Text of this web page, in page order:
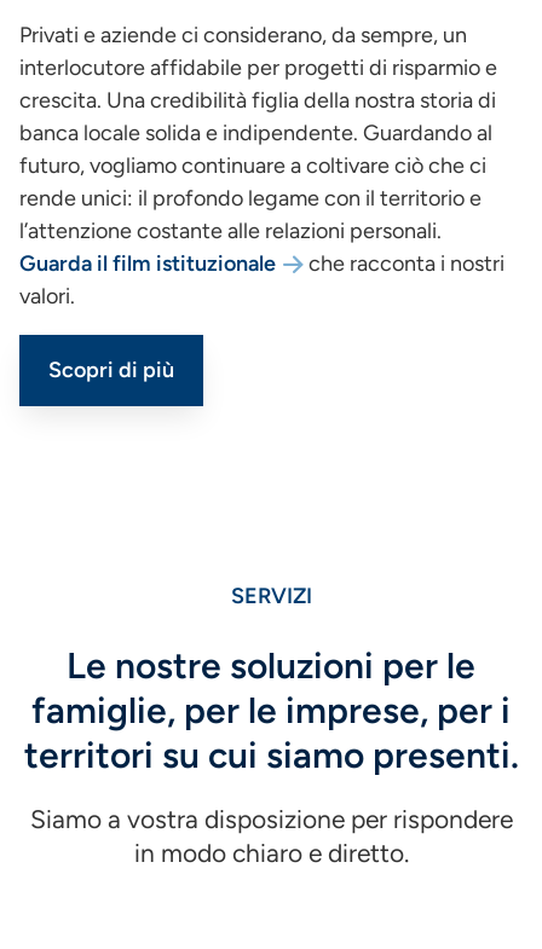
Privati e aziende ci considerano, da sempre, un
interlocutore affidabile per progetti di risparmio e
crescita. Una credibilità figlia della nostra storia di
banca locale solida e indipendente. Guardando al
futuro, vogliamo continuare a coltivare ciò che ci
rende unici: il profondo legame con il territorio e
l’attenzione costante alle relazioni personali.
Guarda il film istituzionale
che racconta i nostri
valori.
Scopri di più
SERVIZI
Le nostre soluzioni per le
famiglie, per le imprese, per i
territori su cui siamo presenti.
Siamo a vostra disposizione per rispondere
in modo chiaro e diretto.